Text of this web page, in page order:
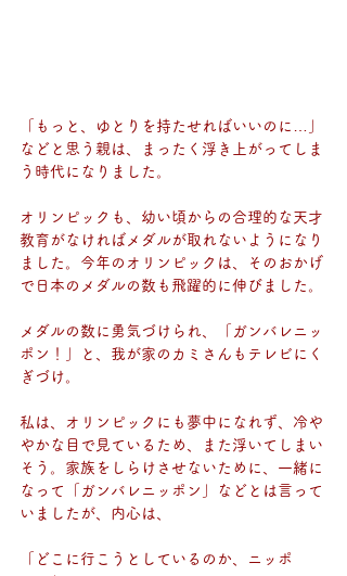
「もっと、ゆとりを持たせればいいのに…」
などと思う親は、まったく浮き上がってしま
う時代になりました。
オリンピックも、幼い頃からの合理的な天才
教育がなければメダルが取れないようになり
ました。今年のオリンピックは、そのおかげ
で日本のメダルの数も飛躍的に伸びました。
メダルの数に勇気づけられ、「ガンバレニッ
ポン！」と、我が家のカミさんもテレビにく
ぎづけ。
私は、オリンピックにも夢中になれず、冷や
やかな目で見ているため、また浮いてしまい
そう。家族をしらけさせないために、一緒に
なって「ガンバレニッポン」などとは言って
いましたが、内心は、
「どこに行こうとしているのか、ニッポ